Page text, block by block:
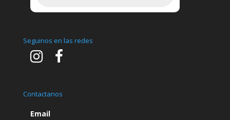
Seguinos en las redes
Contactanos
Email